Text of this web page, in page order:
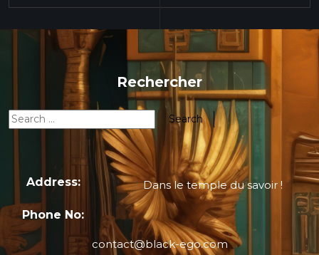
Rechercher
Address: Dans le temple du savoir !
Phone No:
contact@black-ego.com